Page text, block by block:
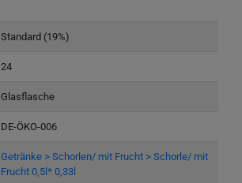
Standard (19%)
24
Glasflasche
DE-ÖKO-006
Getränke > Schorlen/ mit Frucht > Schorle/ mit
Frucht 0,5l* 0,33l